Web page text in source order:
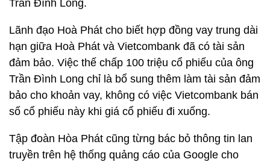
Trần Đình Long.
Lãnh đạo Hoà Phát cho biết hợp đồng vay trung dài
hạn giữa Hoà Phát và Vietcombank đã có tài sản
đảm bảo. Việc thế chấp 100 triệu cổ phiếu của ông
Trần Đình Long chỉ là bổ sung thêm làm tài sản đảm
bảo cho khoản vay, không có việc Vietcombank bán
số cổ phiếu này khi giá cổ phiếu đi xuống.
Tập đoàn Hòa Phát cũng từng bác bỏ thông tin lan
truyền trên hệ thống quảng cáo của Google cho